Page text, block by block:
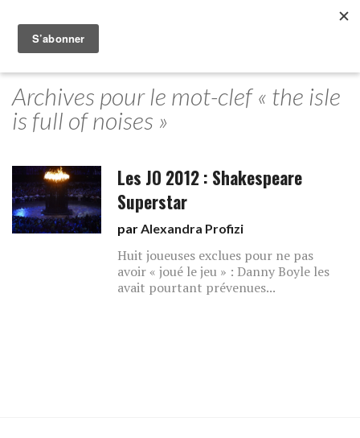
Archives pour le mot-clef « the isle
is full of noises »
Les JO 2012 : Shakespeare
Superstar
parAlexandra Profizi
Huit joueuses exclues pour ne pas
avoir « joué le jeu » : Danny Boyle les
avait pourtant prévenues...